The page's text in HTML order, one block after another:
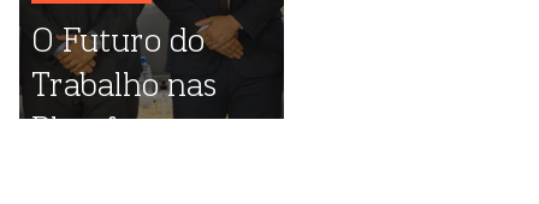
O Futuro do
Trabalho nas
Plataformas